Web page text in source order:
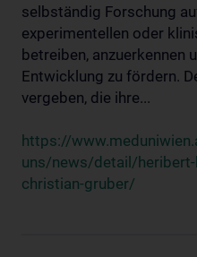
selbständig Forschung
experimentellen oder
betreiben, anzuerkennen
Entwicklung zu fördern.
vergeben, die ihre...
https://
uns/news/detail/
christian-gruber/